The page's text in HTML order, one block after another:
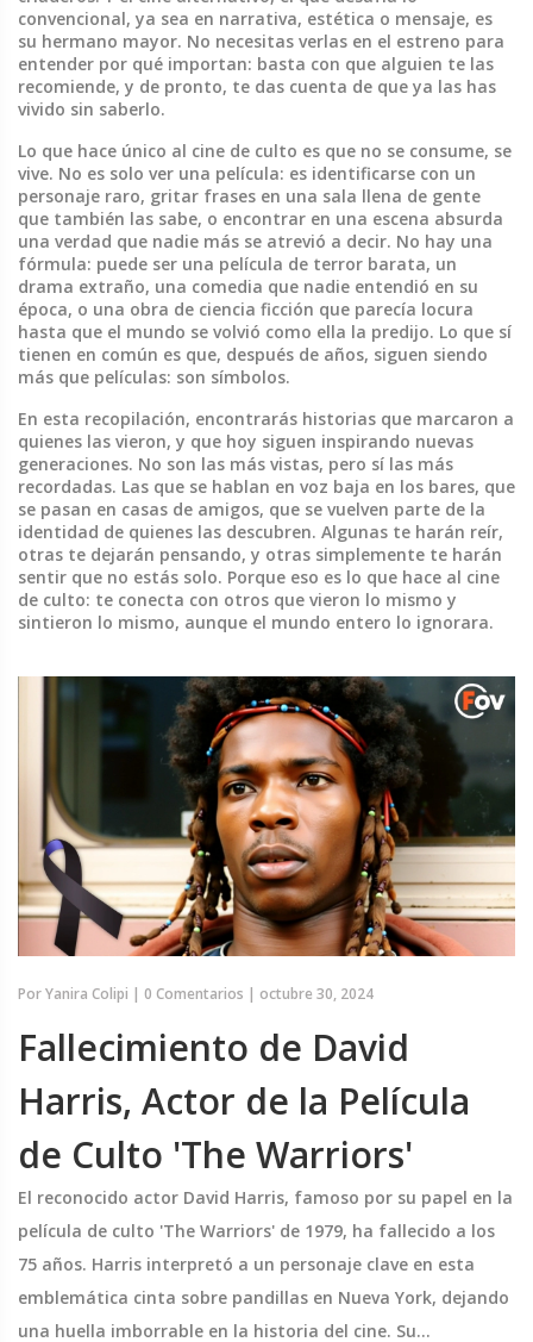
convencional, ya sea en narrativa, estética o mensaje, es
su hermano mayor. No necesitas verlas en el estreno para
entender por qué importan: basta con que alguien te las
recomiende, y de pronto, te das cuenta de que ya las has
vivido sin saberlo.
Lo que hace único al cine de culto es que no se consume, se
vive. No es solo ver una película: es identificarse con un
personaje raro, gritar frases en una sala llena de gente
que también las sabe, o encontrar en una escena absurda
una verdad que nadie más se atrevió a decir. No hay una
fórmula: puede ser una película de terror barata, un
drama extraño, una comedia que nadie entendió en su
época, o una obra de ciencia ficción que parecía locura
hasta que el mundo se volvió como ella la predijo. Lo que sí
tienen en común es que, después de años, siguen siendo
más que películas: son símbolos.
En esta recopilación, encontrarás historias que marcaron a
quienes las vieron, y que hoy siguen inspirando nuevas
generaciones. No son las más vistas, pero sí las más
recordadas. Las que se hablan en voz baja en los bares, que
se pasan en casas de amigos, que se vuelven parte de la
identidad de quienes las descubren. Algunas te harán reír,
otras te dejarán pensando, y otras simplemente te harán
sentir que no estás solo. Porque eso es lo que hace al cine
de culto: te conecta con otros que vieron lo mismo y
sintieron lo mismo, aunque el mundo entero lo ignorara.
PorYanira Colipi | 0 Comentarios | octubre 30, 2024
Fallecimiento de David
Harris, Actor de la Película
de Culto 'The Warriors'
El reconocido actor David Harris, famoso por su papel en la
película de culto 'The Warriors' de 1979, ha fallecido a los
75 años. Harris interpretó a un personaje clave en esta
emblemática cinta sobre pandillas en Nueva York, dejando
una huella imborrable en la historia del cine. Su